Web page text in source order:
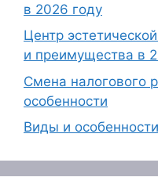
в 2026 году
Центр
и преимущества в
Смена налогового
особенности
Виды и